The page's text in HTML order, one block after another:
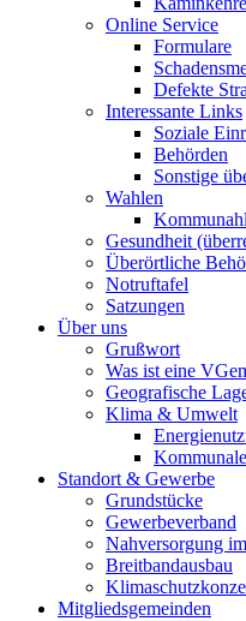
Online Service
Formulare
Defekte
Interessante Links
Soziale
Behörden
Sonstige
Wahlen
Gesundheit
Überörtliche
Notruftafel
Satzungen
Über uns
Grußwort
Was ist eine
Geografische
Klima & Umwelt
Standort & Gewerbe
Grundstücke
Gewerbeverband
Nahversorgung
Breitbandausbau
Mitgliedsgemeinden